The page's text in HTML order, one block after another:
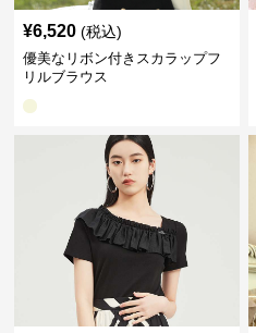
¥6,520 (税込)
優美なリボン付きスカラップフ
リルブラウス